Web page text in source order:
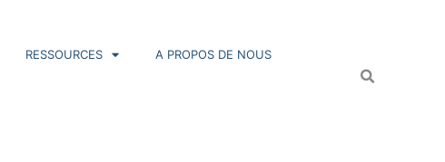
RESSOURCES A PROPOS DE NOUS